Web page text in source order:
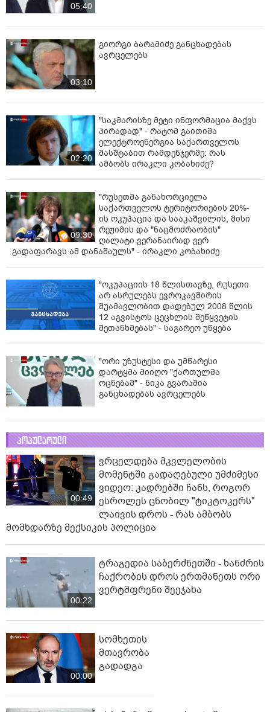
05:40
03:10
გიორგი ბარამიძე განცხადებას
ავრცელებს
02:20
"საკმარისზე მეტი ინფორმაცია მაქვს
პირადად" - რატომ გაითიშა
ელექტროენერგია საქართველოს
მასშტაბით რამდენჯერმე: რას
ამბობს ირაკლი კობახიძე?
09:30
"რუსეთმა განახორციელა
საქართველოს ტერიტორიების 20%-
ის ოკუპაცია და სააკაშვილის, მისი
რეჟიმის და "ნაცმოძრაობის"
ღალატი ვერანაირად ვერ
გადაფარავს ამ დანაშაულს" - ირაკლი კობახიძე
"ოკუპაციის 18 წლისთავზე, რუსეთი
არ ასრულებს ევროკავშირის
შუამავლობით დადებულ 2008 წლის
12 აგვისტოს ცეცხლის შეწყვეტის
შეთანხმებას" - საგარეო უწყება
"ორი უზუსტესი და უმწარესი
დარტყმა მიიღო "ქართულმა
ოცნებამ" - ნიკა გვარამია
განცხადებას ავრცელებს
პოპულარული
00:49
ვრცელდება მკვლელობის
მომენტში გადაღებული უმძიმესი
ვიდეო: კადრებში ჩანს, როგორ
ესროლეს ცნობილ "ტიკტოკერს"
ლაივის დროს - რას ამბობს
მომხდარზე მექსიკის პოლიცია
00:22
ტრაგედია საბერძნეთში - ხანძრის
ჩაქრობის დროს ერთმანეთს ორი
ვერტმფრენი შეეჯახა
00:00
სომხეთის
მთავრობა
გადადგა